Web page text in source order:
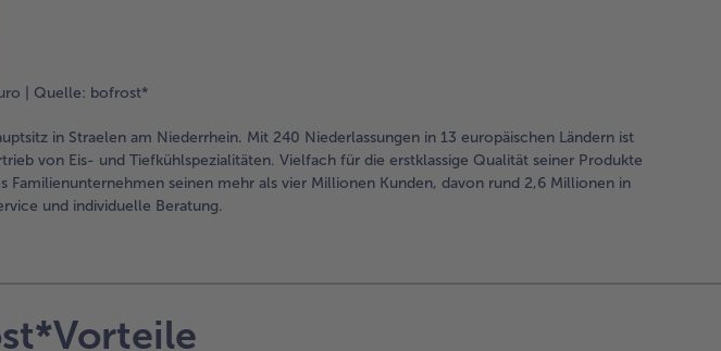
| Quelle: bofrost*
in Straelen am Niederrhein. Mit 240 Niederlassungen in 13 europäischen Ländern ist
von Eis- und Tiefkühlspezialitäten. Vielfach für die erstklassige Qualität seiner Produkte
seinen mehr als vier Millionen Kunden, davon rund 2,6 Millionen in
und individuelle Beratung.